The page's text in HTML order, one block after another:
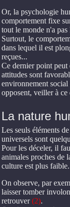
Or, la psychologie
comportement fixe
tout le monde n'a
Surtout, le
dans lequel il est
reçues...
Ce dernier point peut
attitudes sont
environnement social
opposent, veiller à ce
La nature
Les seuls éléments
universels sont
Pour les déceler, il
animales proches de
culture est plus faible.
On observe, par
laisser tomber
retrouver(2).